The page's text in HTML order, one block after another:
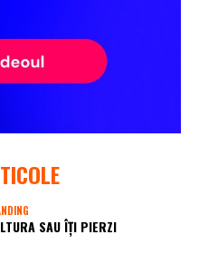
SAU ÎȚI PIERZI